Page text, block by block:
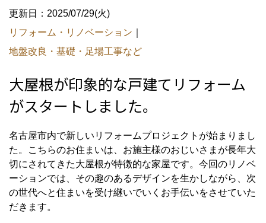
更新日：2025/07/29(火)
リフォーム・リノベーション
地盤改良・基礎・足場工事など
大屋根が印象的な戸建てリフォーム
がスタートしました。
名古屋市内で新しいリフォームプロジェクトが始まりまし
た。こちらのお住まいは、お施主様のおじいさまが長年大
切にされてきた大屋根が特徴的な家屋です。今回のリノベ
ーションでは、その趣のあるデザインを生かしながら、次
の世代へと住まいを受け継いでいくお手伝いをさせていた
だきます。